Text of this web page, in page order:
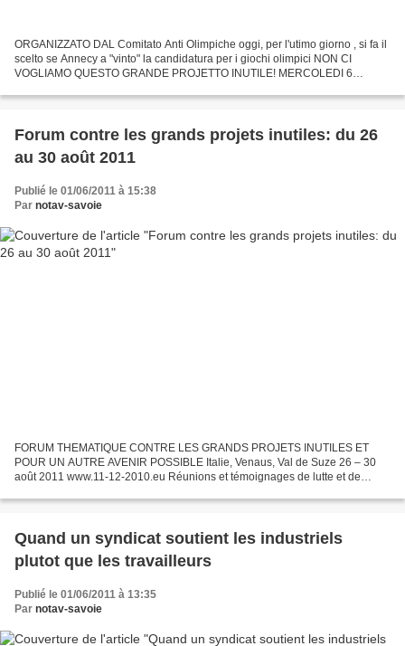
ORGANIZZATO DAL Comitato Anti Olimpiche oggi, per l'utimo giorno , si fa il
scelto se Annecy a "vinto" la candidatura per i giochi olimpici NON CI
VOGLIAMO QUESTO GRANDE PROJETTO INUTILE! MERCOLEDI 6
Forum contre les grands projets inutiles: du 26
au 30 août 2011
Publié le 01/06/2011 à 15:38
Par notav-savoie
FORUM THEMATIQUE CONTRE LES GRANDS PROJETS INUTILES ET
POUR UN AUTRE AVENIR POSSIBLE Italie, Venaus, Val de Suze 26 – 30
août 2011 www.11-12-2010.eu Réunions et témoignages de lutte et de
Quand un syndicat soutient les industriels
plutot que les travailleurs
Publié le 01/06/2011 à 13:35
Par notav-savoie